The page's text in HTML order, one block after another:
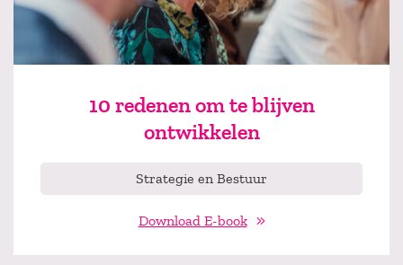
10 redenen om te blijven
ontwikkelen
Strategie en Bestuur
Download E-book